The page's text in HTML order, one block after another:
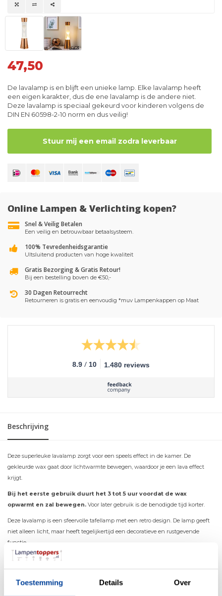
Toestemming Details Over
47,50
De lavalamp is en blijft een unieke lamp. Elke lavalamp heeft
een eigen karakter, dus de ene lavalamp is de andere niet.
Deze lavalamp is speciaal gekeurd voor kinderen volgens de
DIN EN 60598-2-10 norm en dus veilig!
Stuur mij een email zodra leverbaar
Online Lampen & Verlichting kopen?
Snel & Veilig Betalen
Een veilig en betrouwbaar betaalsysteem.
100% Tevredenheidsgarantie
UItsluitend producten van hoge kwaliteit
Gratis Bezorging & Gratis Retour!
Bij een bestelling boven de €50,-
30 Dagen Retourrecht
Retourneren is gratis en eenvoudig *muv Lampenkappen op Maat
8.9 / 10 1.480 reviews
Beschrijving
Deze superleuke lavalamp zorgt voor een speels effect in de kamer. De
gekleurde wax gaat door lichtwarmte bewegen, waardoor je een lava effect
krijgt.
Bij het eerste gebruik duurt het 3 tot 5 uur voordat de wax
opwarmt en zal bewegen. Voor later gebruik is de benodigde tijd korter.
Deze lavalamp is een sfeervolle tafellamp met een retro design. De lamp geeft
niet alleen licht, maar heeft tegelijkertijd een decoratieve en rustgevende
functie.
De bewegende ‘lava’ is prachtig van kleur en geeft net dat beetje extra aan uw
interieur. Daarnaast is het ook fascinerend om de gekleurde lava continu in
beweging te zien.